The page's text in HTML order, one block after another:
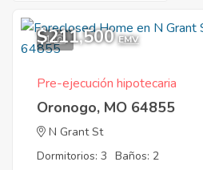
1
$211,500 EMV
Pre-ejecución hipotecaria
Oronogo, MO 64855
N Grant St
Dormitorios: 3 Baños: 2